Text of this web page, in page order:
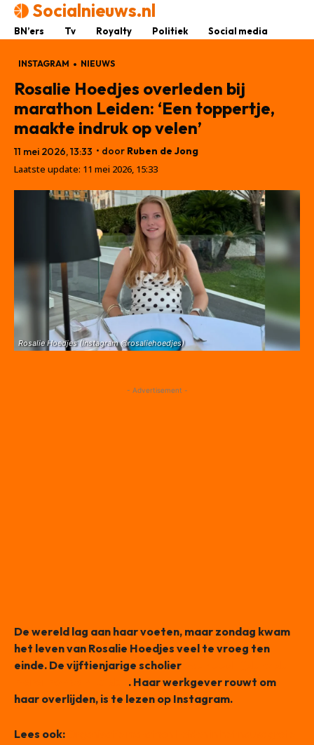
Socialnieuws.nl
BN’ers Tv Royalty Politiek Social media
INSTAGRAM NIEUWS
Rosalie Hoedjes overleden bij
marathon Leiden: ‘Een toppertje,
maakte indruk op velen’
11 mei 2026, 13:33 • door Ruben de Jong
Laatste update: 11 mei 2026, 15:33
Rosalie Hoedjes (Instagram @rosaliehoedjes)
- Advertisement -
De wereld lag aan haar voeten, maar zondag kwam
het leven van Rosalie Hoedjes veel te vroeg ten
einde. De vijftienjarige scholier
. Haar werkgever rouwt om
haar overlijden, is te lezen op Instagram.
Lees ook: